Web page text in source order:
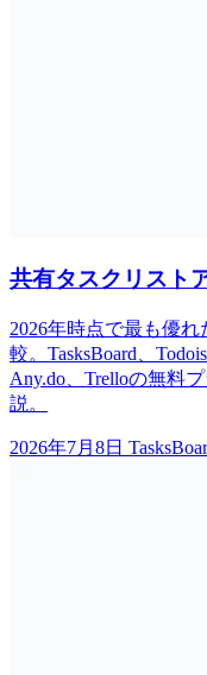
共有タスクリスト
2026年時点で最も優
較。TasksBoard、
Any.do、Trelloの無料
説。
2026年7月8日